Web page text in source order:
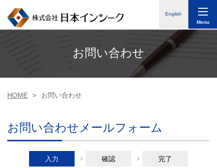
Menu
English
お問い合わせ
HOME お問い合わせ
お問い合わせメールフォーム
入力 確認 完了